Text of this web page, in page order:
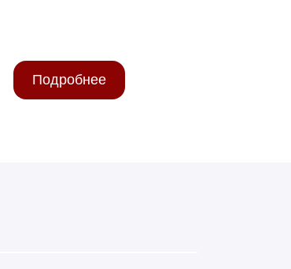
Подробнее